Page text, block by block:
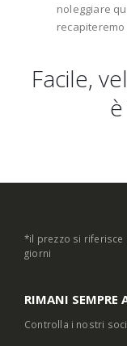
noleggiare
Facile,
*il prezzo si riferisce
giorni
RIMANI SEMPRE
Controlla i nostri